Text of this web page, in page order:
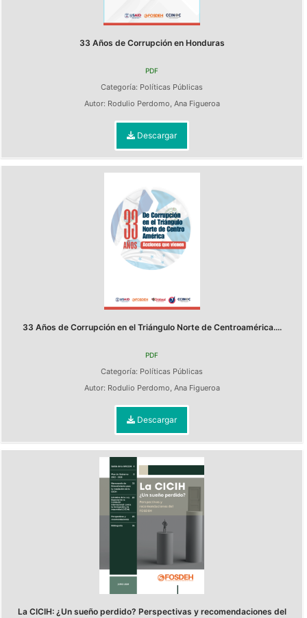
33 Años de Corrupción en Honduras
PDF
Categoría: Políticas Públicas
Autor: Rodulio Perdomo, Ana Figueroa
Descargar
33 Años de Corrupción en el Triángulo Norte de Centroamérica....
PDF
Categoría: Políticas Públicas
Autor: Rodulio Perdomo, Ana Figueroa
Descargar
La CICIH: ¿Un sueño perdido? Perspectivas y recomendaciones del